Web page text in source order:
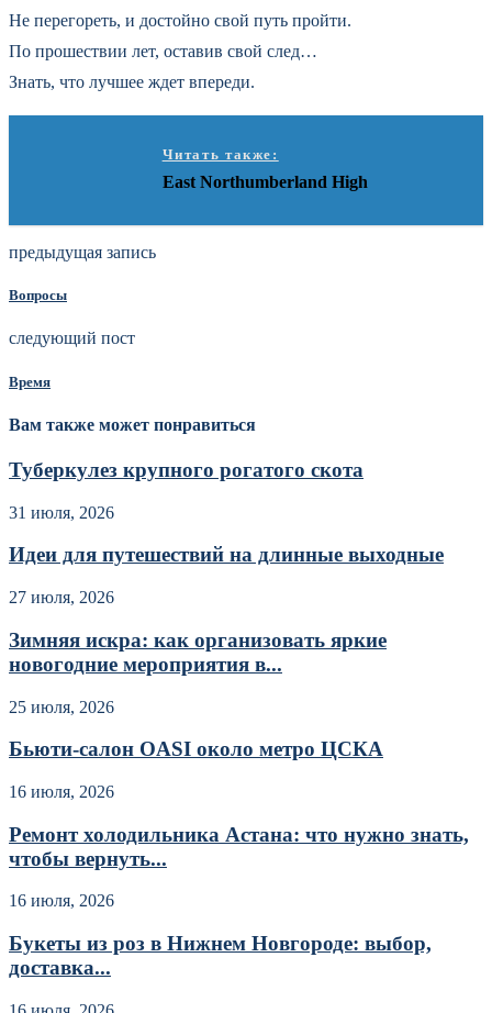
Не перегореть, и достойно свой путь пройти.
По прошествии лет, оставив свой след…
Знать, что лучшее ждет впереди.
Читать также:
East Northumberland High
предыдущая запись
Вопросы
следующий пост
Время
Вам также может понравиться
Туберкулез крупного рогатого скота
31 июля, 2026
Идеи для путешествий на длинные выходные
27 июля, 2026
Зимняя искра: как организовать яркие
новогодние мероприятия в...
25 июля, 2026
Бьюти-салон OASI около метро ЦСКА
16 июля, 2026
Ремонт холодильника Астана: что нужно знать,
чтобы вернуть...
16 июля, 2026
Букеты из роз в Нижнем Новгороде: выбор,
доставка...